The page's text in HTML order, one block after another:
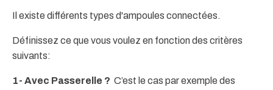
Il existe différents types d'ampoules connectées.
Définissez ce que vous voulez en fonction des critères
suivants:
1- Avec Passerelle ? C’est le cas par exemple des